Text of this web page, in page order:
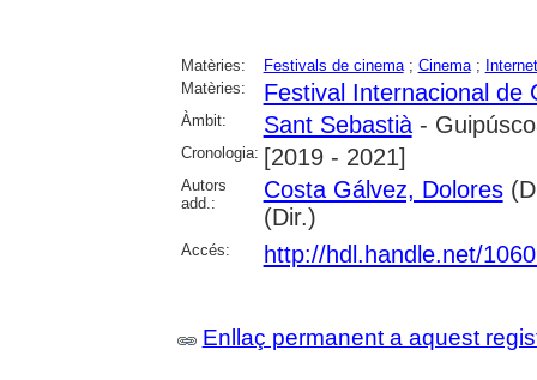
Matèries: Festivals de cinema; Cinema; Internet
Matèries:
Festival Internacional de
Àmbit: Sant Sebastià-
Cronologia: [2019 - 2021]
Autors
add.:
Costa Gálvez, Dolores
(Dir.)
Accés: http://hdl.handle.net/
Enllaç permanent a aquest